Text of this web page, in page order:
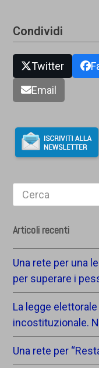
Condividi
Twitter
Email
Search
Articoli recenti
Una rete per una
per superare i
La legge
incostituzionale.
Una rete per